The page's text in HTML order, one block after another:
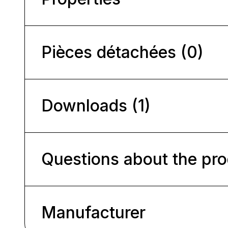
Pièces détachées (0)
Downloads (1)
Questions about the
Manufacturer